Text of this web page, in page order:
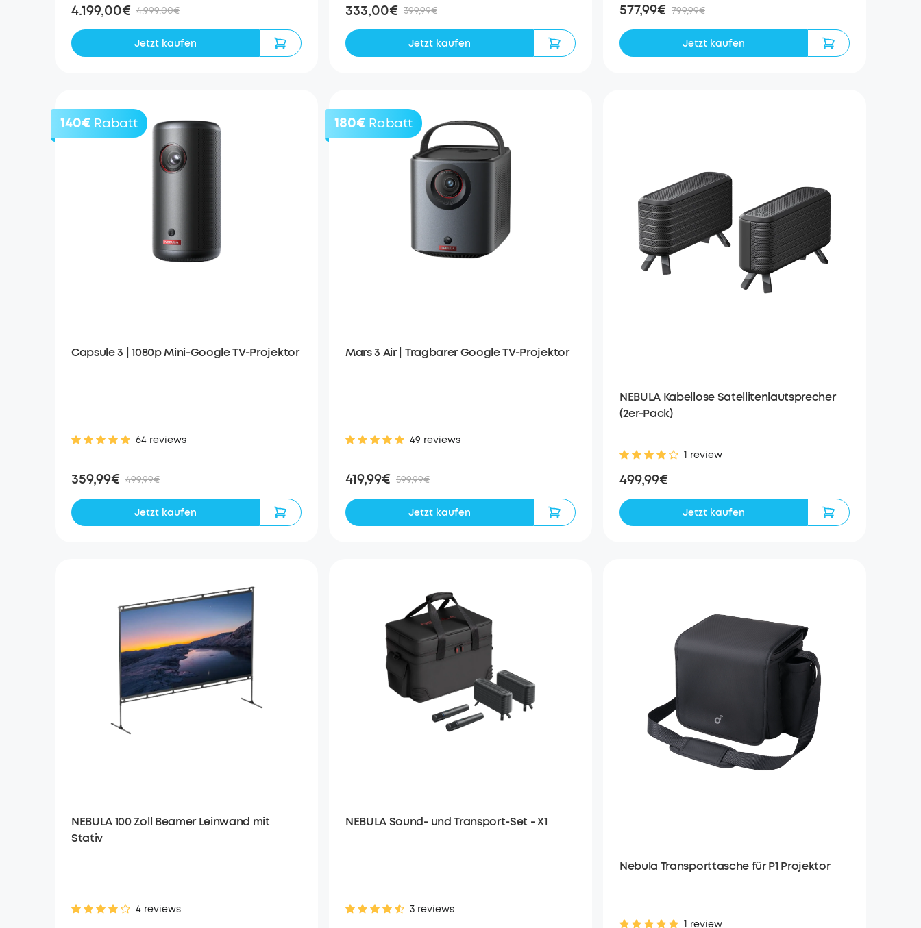
4.199,00€ 4.999,00€
Jetzt kaufen
333,00€ 399,99€
Jetzt kaufen
577,99€ 799,99€
Jetzt kaufen
140€ Rabatt
Capsule 3 | 1080p Mini-Google TV-Projektor
64 reviews
359,99€ 499,99€
Jetzt kaufen
180€ Rabatt
Mars 3 Air | Tragbarer Google TV-Projektor
49 reviews
419,99€ 599,99€
Jetzt kaufen
NEBULA Kabellose Satellitenlautsprecher
(2er-Pack)
1 review
499,99€
Jetzt kaufen
NEBULA 100 Zoll Beamer Leinwand mit
Stativ
4 reviews
NEBULA Sound- und Transport-Set - X1
3 reviews
Nebula Transporttasche für P1 Projektor
1 review